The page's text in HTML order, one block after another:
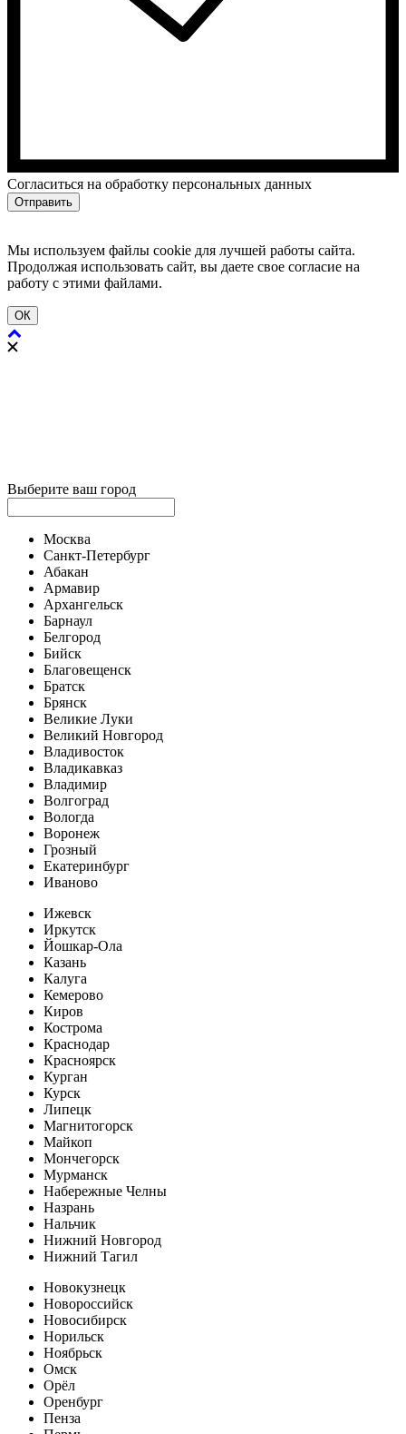
Cогласиться на обработку персональных данных
Отправить
Мы используем файлы cookie для лучшей работы сайта.
Продолжая использовать сайт, вы даете свое согласие на
работу с этими файлами.
ОК
Выберите ваш город
Москва
Санкт-Петербург
Абакан
Армавир
Архангельск
Барнаул
Белгород
Бийск
Благовещенск
Братск
Брянск
Великие Луки
Великий Новгород
Владивосток
Владикавказ
Владимир
Волгоград
Вологда
Воронеж
Грозный
Екатеринбург
Иваново
Ижевск
Иркутск
Йошкар-Ола
Казань
Калуга
Кемерово
Киров
Кострома
Краснодар
Красноярск
Курган
Курск
Липецк
Магнитогорск
Майкоп
Мончегорск
Мурманск
Набережные Челны
Назрань
Нальчик
Нижний Новгород
Нижний Тагил
Новокузнецк
Новороссийск
Новосибирск
Норильск
Ноябрьск
Омск
Орёл
Оренбург
Пенза